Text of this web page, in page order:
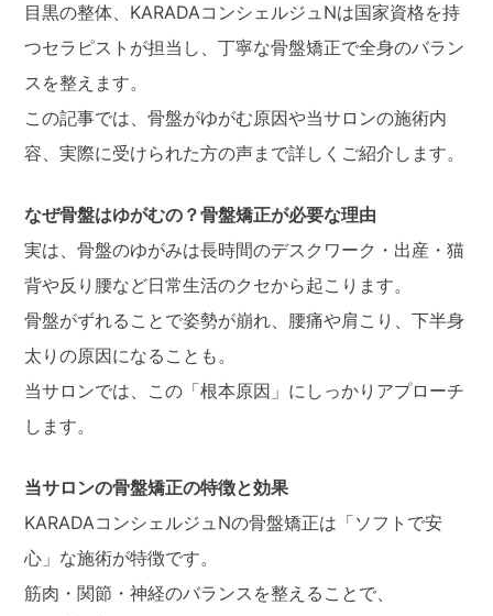
目黒の整体、KARADAコンシェルジュNは国家資格を持
つセラピストが担当し、丁寧な骨盤矯正で全身のバラン
スを整えます。
この記事では、骨盤がゆがむ原因や当サロンの施術内
容、実際に受けられた方の声まで詳しくご紹介します。
なぜ骨盤はゆがむの？骨盤矯正が必要な理由
実は、骨盤のゆがみは長時間のデスクワーク・出産・猫
背や反り腰など日常生活のクセから起こります。
骨盤がずれることで姿勢が崩れ、腰痛や肩こり、下半身
太りの原因になることも。
当サロンでは、この「根本原因」にしっかりアプローチ
します。
当サロンの骨盤矯正の特徴と効果
KARADAコンシェルジュNの骨盤矯正は「ソフトで安
心」な施術が特徴です。
筋肉・関節・神経のバランスを整えることで、